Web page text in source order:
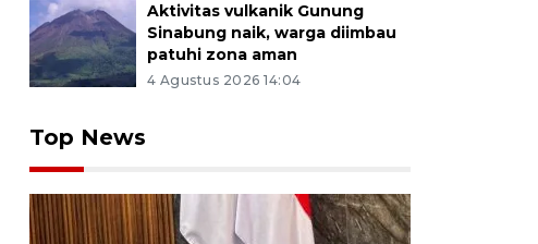
Aktivitas vulkanik Gunung
Sinabung naik, warga diimbau
patuhi zona aman
4 Agustus 2026 14:04
Top News